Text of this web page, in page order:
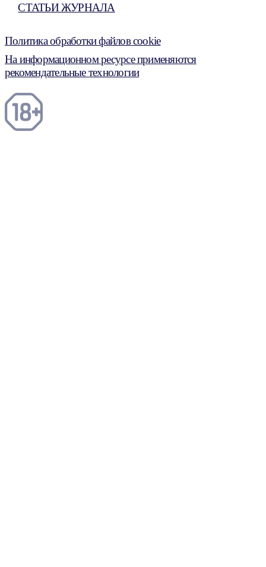
СТАТЬИ ЖУРНАЛА
Политика обработки файлов cookie
На информационном ресурсе применяются
рекомендательные технологии